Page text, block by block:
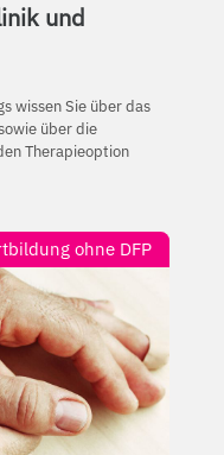
und
wissen Sie über das
über die
Therapieoption
ohne DFP